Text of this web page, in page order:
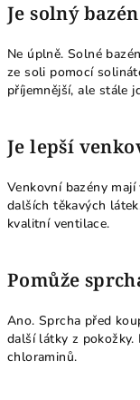
Je solný
Ne úplně. Solné
ze soli pomocí
příjemnější, ale stále
Je lepší
Venkovní bazény
dalších těkavých
kvalitní ventilace.
Pomůže
Ano. Sprcha před
další látky z pokožky.
chloraminů.